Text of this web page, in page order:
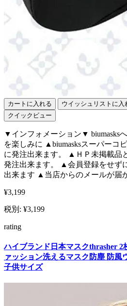
カートに入れる ウイッシュリストに入
クイックビュー
▼インフォメーション▼ biumasks
を楽しみに ▲biumasksスーパーコ
に発注出来ます。 ▲ＨＰ未掲載品
発注出来ます。 ▲会員登録をせず
出来ます ▲当店からのメールが届
¥3,199
税別: ¥3,199
rating
ハイブランド日本マスクthrasher 2
ァッション洗えるマスク防塵 防風
子供サイズ